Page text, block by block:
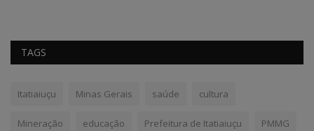
TAGS
Itatiaiuçu Minas Gerais saúde cultura
Mineração educação Prefeitura de Itatiaiuçu PMMG